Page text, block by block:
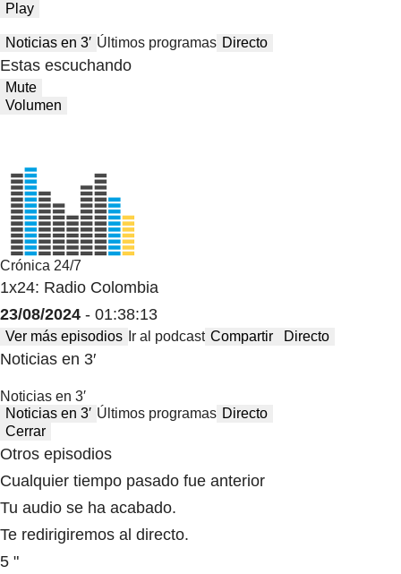
Play
Noticias en 3′ Últimos programas Directo
Estas escuchando
Mute
Volumen
Crónica 24/7
1x24: Radio Colombia
23/08/2024 - 01:38:13
Ver más episodios Ir al podcast Compartir Directo
Noticias en 3′
Noticias en 3′
Noticias en 3′ Últimos programas Directo
Cerrar
Otros episodios
Cualquier tiempo pasado fue anterior
Tu audio se ha acabado.
Te redirigiremos al directo.
5 "